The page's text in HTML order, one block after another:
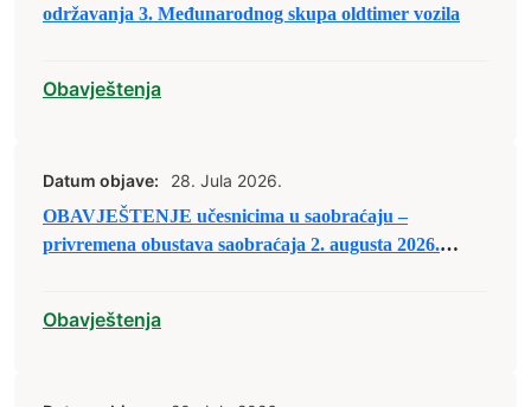
održavanja 3. Međunarodnog skupa oldtimer vozila
Obavještenja
Datum objave:
28. Jula 2026.
OBAVJEŠTENJE učesnicima u saobraćaju –
privremena obustava saobraćaja 2. augusta 2026.
Obavještenja